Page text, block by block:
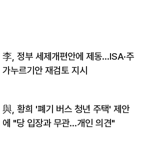
李, 정부 세제개편안에 제동…ISA·주
가누르기안 재검토 지시
與, 황희 '폐기 버스 청년 주택' 제안
에 "당 입장과 무관…개인 의견"